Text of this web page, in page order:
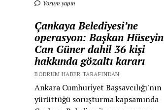
Yorum yapın
Çankaya Belediyesi’ne
operasyon: Başkan Hüseyin
Can Güner dahil 36 kişi
hakkında gözaltı kararı
BODRUM HABER TARAFINDAN
Ankara Cumhuriyet Başsavcılığı'nın
yürüttüğü soruşturma kapsamında